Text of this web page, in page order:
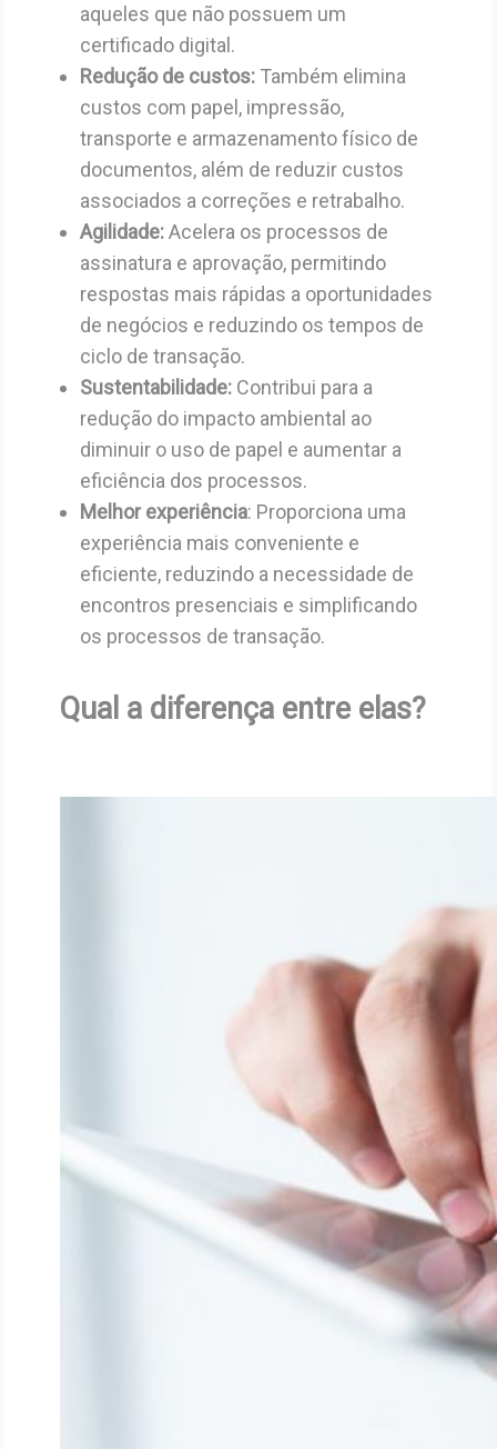
aqueles que não possuem um
certificado digital.
Redução de custos:Também elimina
custos com papel, impressão,
transporte e armazenamento físico de
documentos, além de reduzir custos
associados a correções e retrabalho.
Agilidade:Acelera os processos de
assinatura e aprovação, permitindo
respostas mais rápidas a oportunidades
de negócios e reduzindo os tempos de
ciclo de transação.
Sustentabilidade:Contribui para a
redução do impacto ambiental ao
diminuir o uso de papel e aumentar a
eficiência dos processos.
Melhor experiência: Proporciona uma
experiência mais conveniente e
eficiente, reduzindo a necessidade de
encontros presenciais e simplificando
os processos de transação.
Qual a diferença entre elas?